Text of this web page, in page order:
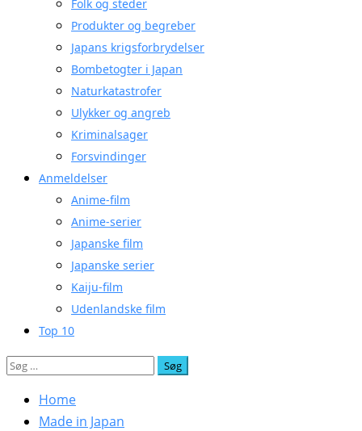
Folk og steder
Produkter og begreber
Japans krigsforbrydelser
Bombetogter i Japan
Naturkatastrofer
Ulykker og angreb
Kriminalsager
Forsvindinger
Anmeldelser
Anime-film
Anime-serier
Japanske film
Japanske serier
Kaiju-film
Udenlandske film
Top 10
Søg
Home
Made in Japan